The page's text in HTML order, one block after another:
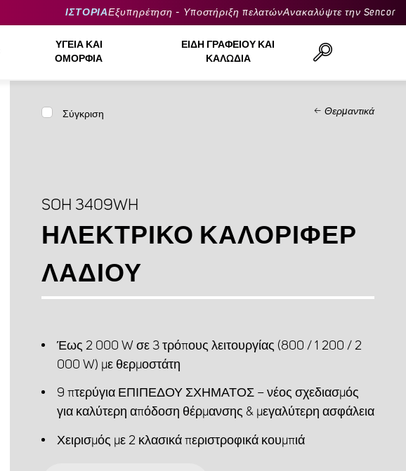
ΙΣΤΟΡΙΑΕξυπηρέτηση - Υποστήριξη πελατώνΑνακαλύψτε την Sencor
ΥΓΕΊΑ ΚΑΙ
ΟΜΟΡΦΙΆ
ΕΊΔΗ ΓΡΑΦΕΊΟΥ ΚΑΙ
ΚΑΛΏΔΙΑ
Σύγκριση Θερμαντικά
SOH 3409WH
ΗΛΕΚΤΡΙΚΌ ΚΑΛΟΡΙΦΈΡ
ΛΑΔΙΟΎ
Έως 2 000 W σε 3 τρόπους λειτουργίας (800 / 1 200 / 2
000 W) με θερμοστάτη
9 πτερύγια ΕΠΙΠΕΔΟΥ ΣΧΗΜΑΤΟΣ – νέος σχεδιασμός
για καλύτερη απόδοση θέρμανσης & μεγαλύτερη ασφάλεια
Χειρισμός με 2 κλασικά περιστροφικά κουμπιά